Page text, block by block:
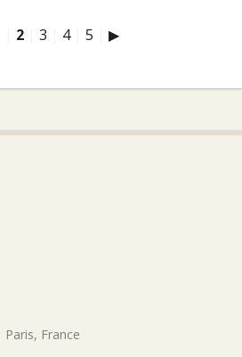
2| 3 4| 5 ▶
Paris, France